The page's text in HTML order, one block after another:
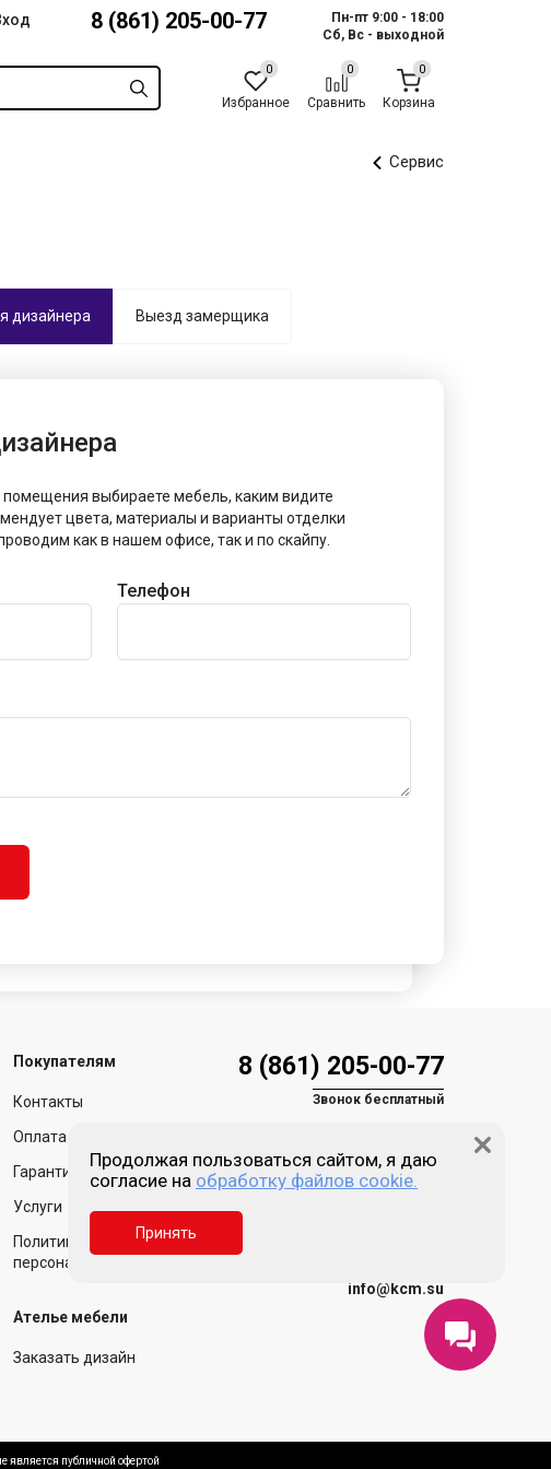
8 (861) 205-00-77
Пн-пт 9:00 - 18:00
Сб, Вс - выходной
Избранное Сравнить Корзина
Сервис
дизайнера Выезд замерщика
помещения выбираете мебель, каким видите
цвета, материалы и варианты отделки
как в нашем офисе, так и по скайпу.
Телефон
Покупателям
Контакты
Оплата и доставка
Гарантия и возврат
Услуги
Политика обработки
персональных данных
Ателье мебели
Заказать дизайн
8 (861) 205-00-77
Звонок бесплатный
Пн-пт 9:00 - 18:00
info@kcm.su
публичной офертой
Продолжая пользоваться сайтом, я даю
согласие на обработку файлов cookie.
Принять